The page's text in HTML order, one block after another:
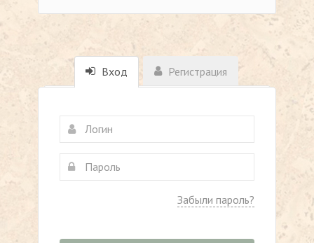
Вход Регистрация
Забыли пароль?